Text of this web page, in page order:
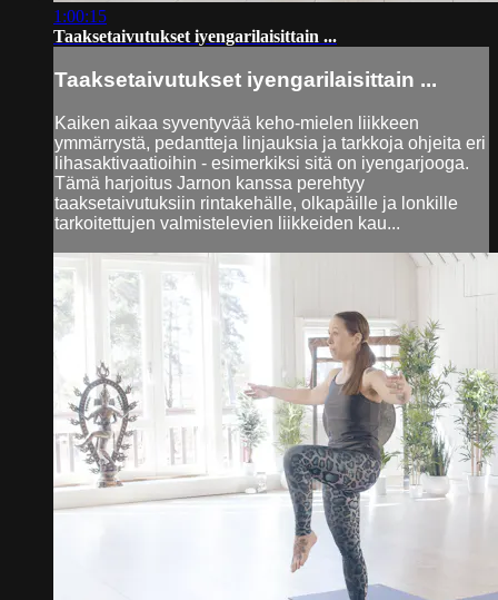
1:00:15
Taaksetaivutukset iyengarilaisittain ...
Taaksetaivutukset iyengarilaisittain ...
Kaiken aikaa syventyvää keho-mielen liikkeen
ymmärrystä, pedantteja linjauksia ja tarkkoja ohjeita eri
lihasaktivaatioihin - esimerkiksi sitä on iyengarjooga.
Tämä harjoitus Jarnon kanssa perehtyy
taaksetaivutuksiin rintakehälle, olkapäille ja lonkille
tarkoitettujen valmistelevien liikkeiden kau...